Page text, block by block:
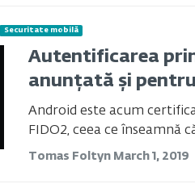
Securitate mobilă
Autentificarea
anunțată și
Android este acum
FIDO2, ceea ce înseamnă
Tomas Foltyn March 1, 2019